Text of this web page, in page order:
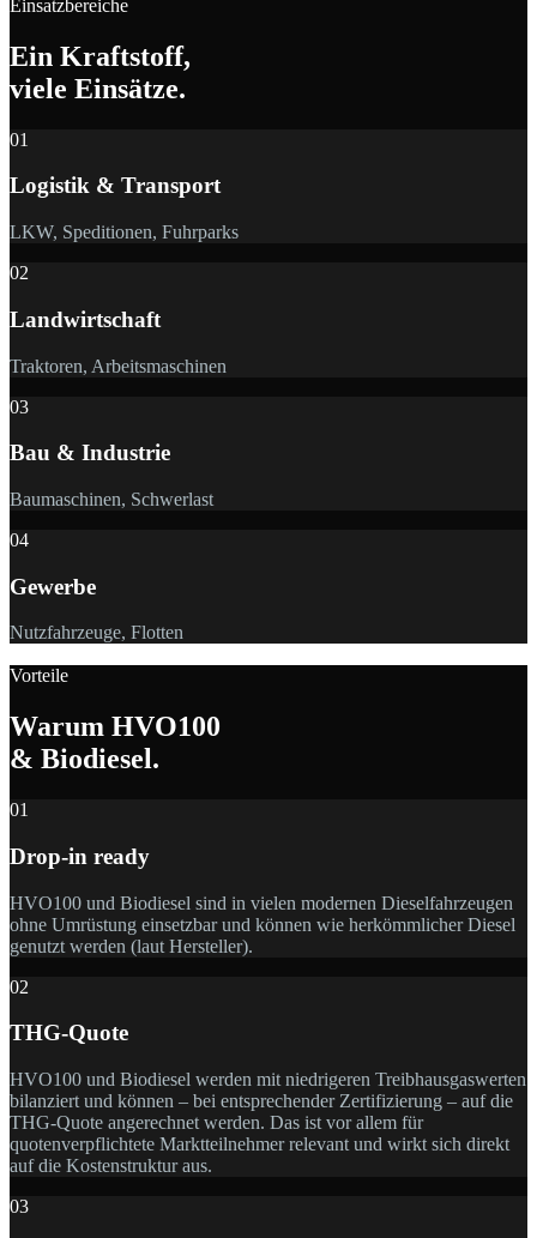
Einsatzbereiche
Ein Kraftstoff,
viele Einsätze.
01
Logistik & Transport
LKW, Speditionen, Fuhrparks
02
Landwirtschaft
Traktoren, Arbeitsmaschinen
03
Bau & Industrie
Baumaschinen, Schwerlast
04
Gewerbe
Nutzfahrzeuge, Flotten
Vorteile
Warum HVO100
& Biodiesel.
01
Drop-in ready
HVO100 und Biodiesel sind in vielen modernen Dieselfahrzeugen
ohne Umrüstung einsetzbar und können wie herkömmlicher Diesel
genutzt werden (laut Hersteller).
02
THG-Quote
HVO100 und Biodiesel werden mit niedrigeren Treibhausgaswerten
bilanziert und können – bei entsprechender Zertifizierung – auf die
THG-Quote angerechnet werden. Das ist vor allem für
quotenverpflichtete Marktteilnehmer relevant und wirkt sich direkt
auf die Kostenstruktur aus.
03